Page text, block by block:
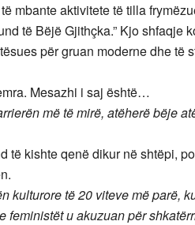
mbante aktivitete të tilla
të Bëjë Gjithçka.” Kjo shfaqje
për gruan moderne dhe të
Mesazhi i saj është…
më të mirë, atëherë bëje
të kishte qenë dikur në shtëpi,
kulturore të 20 viteve më parë,
feministët u akuzuan për